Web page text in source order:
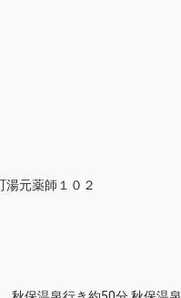
湯元薬師１０２